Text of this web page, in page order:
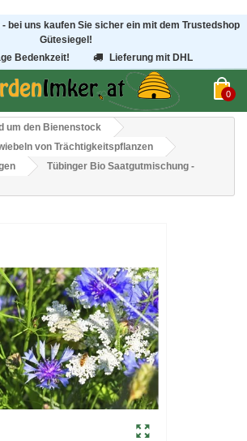
bei uns kaufen Sie sicher ein mit dem Trustedshop
Gütesiegel!
Bedenkzeit!
Lieferung mit DHL
0
um den Bienenstock
von Trächtigkeitspflanzen
Tübinger Bio Saatgutmischung -